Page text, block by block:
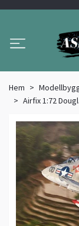
Hem
Airfix 1:72